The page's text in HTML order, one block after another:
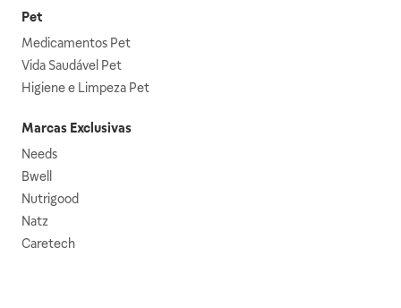
Pet
Medicamentos Pet
Vida Saudável Pet
Higiene e Limpeza Pet
Marcas Exclusivas
Needs
Bwell
Nutrigood
Natz
Caretech